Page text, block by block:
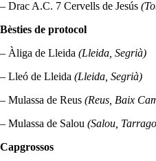
– Drac A.C. 7 Cervells de Jesús
Bèsties de protocol
– Àliga de Lleida (Lleida, Segrià)
– Lleó de Lleida (Lleida, Segrià)
– Mulassa de Reus (Reus, Baix
– Mulassa de Salou (Salou,
Capgrossos